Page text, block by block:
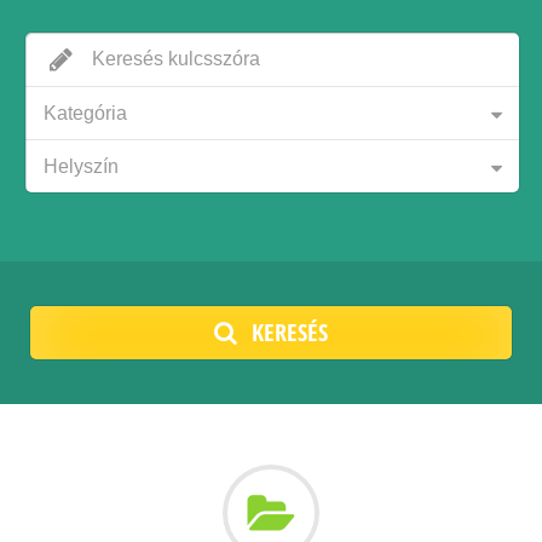
Kategória
Helyszín
KERESÉS